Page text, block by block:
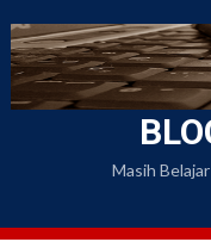
Masih